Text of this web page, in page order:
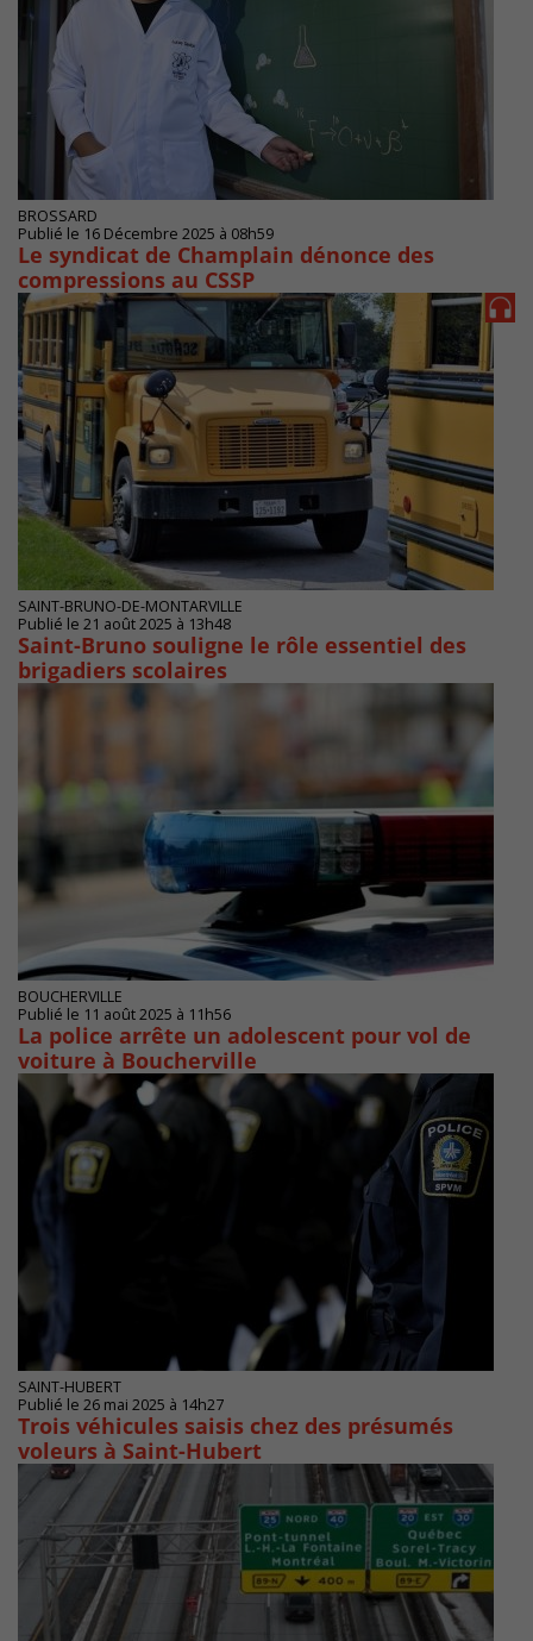
BROSSARD
Publié le 16 Décembre 2025 à 08h59
Le syndicat de Champlain dénonce des
compressions au CSSP
SAINT-BRUNO-DE-MONTARVILLE
Publié le 21 août 2025 à 13h48
Saint-Bruno souligne le rôle essentiel des
brigadiers scolaires
BOUCHERVILLE
Publié le 11 août 2025 à 11h56
La police arrête un adolescent pour vol de
voiture à Boucherville
SAINT-HUBERT
Publié le 26 mai 2025 à 14h27
Trois véhicules saisis chez des présumés
voleurs à Saint-Hubert